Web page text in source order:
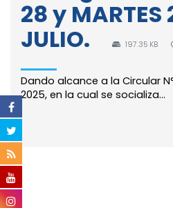
28 y MARTES
JULIO.
197.35 KB
Dando alcance a la Circular
2025, en la cual se socializa...